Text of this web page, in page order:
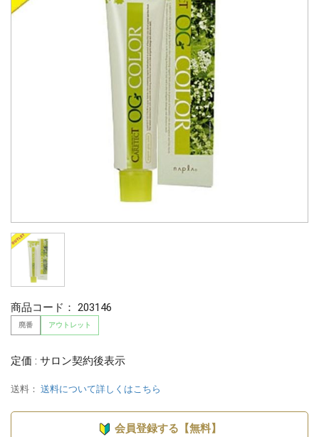
商品コード： 203146
廃番 アウトレット
定価 : サロン契約後表示
送料： 送料について詳しくはこちら
会員登録する【無料】